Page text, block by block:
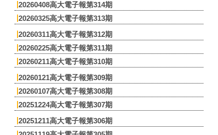
20260408高大電子報第314期
20260325高大電子報第313期
20260311高大電子報第312期
20260225高大電子報第311期
20260211高大電子報第310期
20260121高大電子報第309期
20260107高大電子報第308期
20251224高大電子報第307期
20251211高大電子報第306期